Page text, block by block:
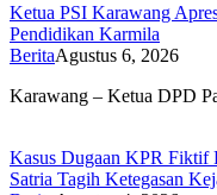
Ketua PSI Karawang
Pendidikan Karmila
BeritaAgustus 6, 2026
Karawang – Ketua DPD
Kasus Dugaan KPR
Satria Tagih Ketegasan